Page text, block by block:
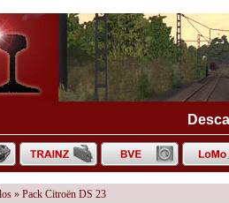
» Pack Citroën DS 23